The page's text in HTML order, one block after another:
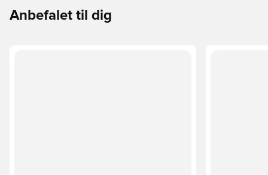
Anbefalet til dig